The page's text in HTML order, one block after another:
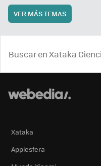
VER MÁS TEMAS
Xataka
Applesfera